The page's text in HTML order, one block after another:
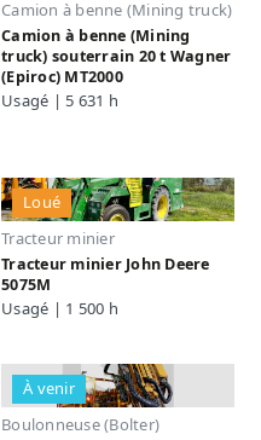
Camion à benne (Mining truck)
Camion à benne (Mining
truck) souterrain 20 t Wagner
(Epiroc) MT2000
Usagé | 5 631 h
Loué
Tracteur minier
Tracteur minier John Deere
5075M
Usagé | 1 500 h
À venir
Boulonneuse (Bolter)